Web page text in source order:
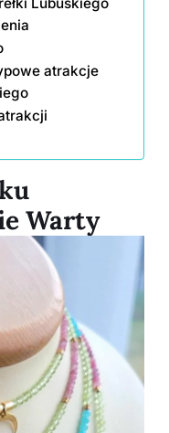
Lubuskiego
atrakcje
Warty